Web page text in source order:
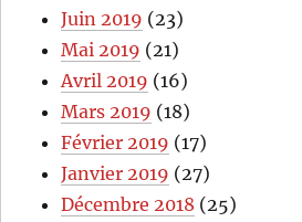
Juin 2019 (23)
Mai 2019 (21)
Avril 2019 (16)
Mars 2019 (18)
Février 2019 (17)
Janvier 2019 (27)
Décembre 2018 (25)